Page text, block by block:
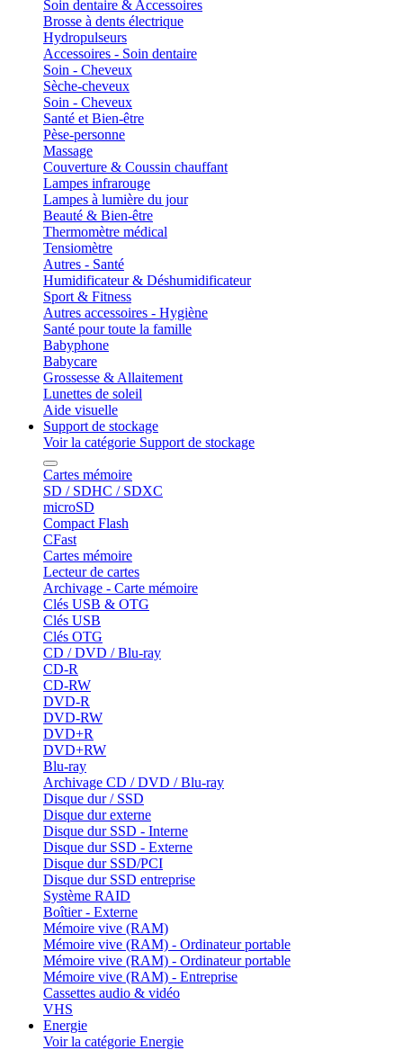
Soin dentaire & Accessoires
Brosse à dents électrique
Hydropulseurs
Accessoires - Soin dentaire
Soin - Cheveux
Sèche-cheveux
Soin - Cheveux
Santé et Bien-être
Pèse-personne
Massage
Couverture & Coussin chauffant
Lampes infrarouge
Lampes à lumière du jour
Beauté & Bien-être
Thermomètre médical
Tensiomètre
Autres - Santé
Humidificateur & Déshumidificateur
Sport & Fitness
Autres accessoires - Hygiène
Santé pour toute la famille
Babyphone
Babycare
Grossesse & Allaitement
Lunettes de soleil
Aide visuelle
Support de stockage
Voir la catégorie Support de stockage
Cartes mémoire
SD / SDHC / SDXC
microSD
Compact Flash
CFast
Cartes mémoire
Lecteur de cartes
Archivage - Carte mémoire
Clés USB & OTG
Clés USB
Clés OTG
CD / DVD / Blu-ray
CD-R
CD-RW
DVD-R
DVD-RW
DVD+R
DVD+RW
Blu-ray
Archivage CD / DVD / Blu-ray
Disque dur / SSD
Disque dur externe
Disque dur SSD - Interne
Disque dur SSD - Externe
Disque dur SSD/PCI
Disque dur SSD entreprise
Système RAID
Boîtier - Externe
Mémoire vive (RAM)
Mémoire vive (RAM) - Ordinateur portable
Mémoire vive (RAM) - Ordinateur portable
Mémoire vive (RAM) - Entreprise
Cassettes audio & vidéo
VHS
Energie
Voir la catégorie Energie